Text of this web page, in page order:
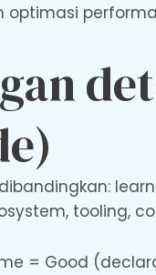
tooling,
= Good